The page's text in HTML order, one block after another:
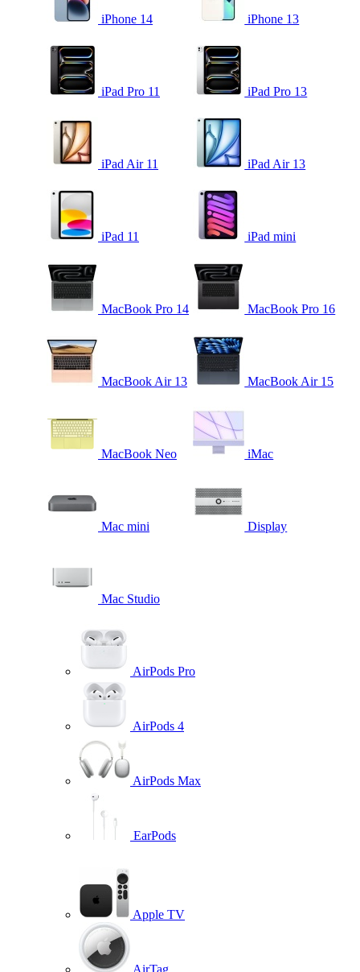
iPhone 14 iPhone 13
iPad Pro 11 iPad Pro 13
iPad Air 11 iPad Air 13
iPad 11 iPad mini
MacBook Pro 14 MacBook Pro 16
MacBook Air 13 MacBook Air 15
MacBook Neo iMac
Mac mini Display
Mac Studio
AirPods Pro
AirPods 4
AirPods Max
EarPods
Apple TV